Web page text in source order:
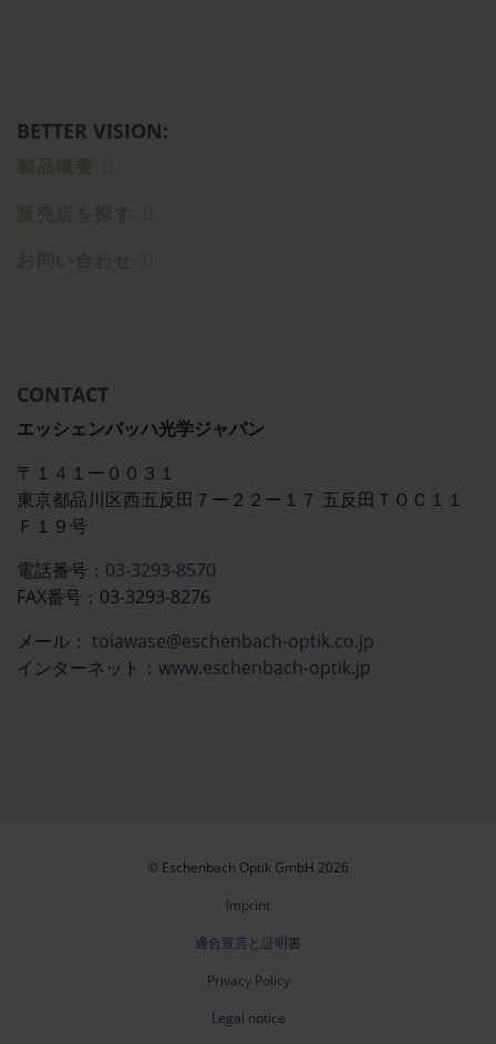
BETTER VISION:
CONTACT
エッシェンバッハ光学ジャパン
〒１４１ー００３１
東京都品川区西五反田７ー２２ー１７ 五反田ＴＯＣ１１
Ｆ１９号
電話番号： 03-3293-8570
FAX番号：03-3293-8276
メール：​​​​ toiawase@eschenbach-optik.co.jp
インターネット： www.eschenbach-optik.jp
© Eschenbach Optik GmbH 2026
Imprint
適合宣言と証明書
Privacy Policy
Legal notice